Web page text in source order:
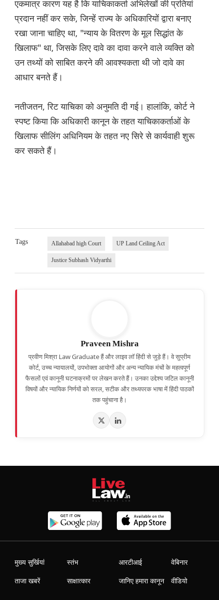
एकमात्र कारण यह है कि याचिकाकर्ता अभिलेखों की प्रतियां
प्रदान नहीं कर सके, जिन्हें राज्य के अधिकारियों द्वारा बनाए
रखा जाना चाहिए था, "न्याय के वितरण के मूल सिद्धांत के
खिलाफ" था, जिसके लिए दावे का दावा करने वाले व्यक्ति को
उन तथ्यों को साबित करने की आवश्यकता थी जो दावे का
आधार बनते हैं।
नतीजतन, रिट याचिका को अनुमति दी गई। हालांकि, कोर्ट ने
स्पष्ट किया कि अधिकारी कानून के तहत याचिकाकर्ताओं के
खिलाफ सीलिंग अधिनियम के तहत नए सिरे से कार्यवाही शुरू
कर सकते हैं।
Tags Allahabad high Court UP Land Ceiling Act
Justice Subhash Vidyarthi
Praveen Mishra
प्रवीण मिश्रा Law Graduate हैं और लाइव लॉ हिंदी से जुड़े हैं। वे सुप्रीम
कोर्ट, उच्च न्यायालयों, उपभोक्ता आयोगों और अन्य न्यायिक मंचों के महत्वपूर्ण
फैसलों एवं कानूनी घटनाक्रमों पर लेखन करते हैं। उनका उद्देश्य जटिल कानूनी
विषयों और न्यायिक निर्णयों को सरल, सटीक और तथ्यपरक भाषा में हिंदी पाठकों
तक पहुंचाना है।
मुख्य सुर्खियां
ताजा खबरें
स्तंभ
साक्षात्कार
आरटीआई
जानिए हमारा कानून
वेबिनार
वीडियो